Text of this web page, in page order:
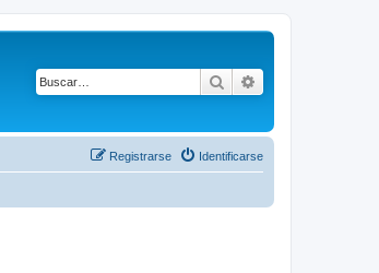
Buscar
Identificarse
Registrarse